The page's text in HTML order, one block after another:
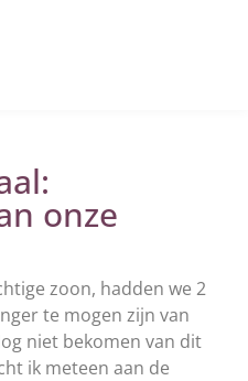
onze
zoon, hadden we 2
te mogen zijn van
niet bekomen van dit
ik meteen aan de